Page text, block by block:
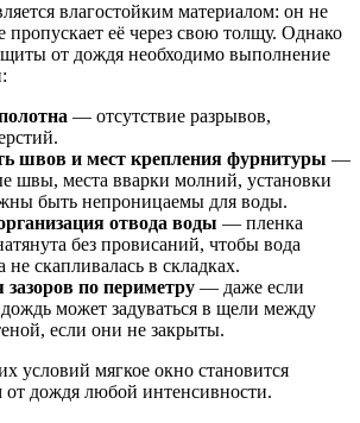
влагостойким материалом: он не
пропускает её через свою толщу. Однако
от дождя необходимо выполнение
— отсутствие разрывов,
швов и мест крепления фурнитуры —
швы, места вварки молний, установки
быть непроницаемы для воды.
отвода воды — пленка
без провисаний, чтобы вода
не скапливалась в складках.
зазоров по периметру — даже если
может задуваться в щели между
если они не закрыты.
условий мягкое окно становится
дождя любой интенсивности.